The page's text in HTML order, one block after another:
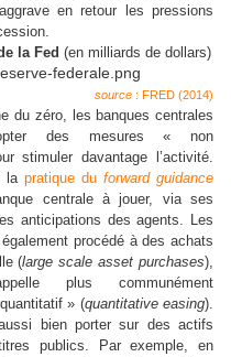
en retour les pressions
la Fed (en milliards de dollars)
source : FRED (2014)
du zéro, les banques centrales
des mesures « non
stimuler davantage l’activité.
la pratique du forward guidance
centrale à jouer, via ses
anticipations des agents. Les
procédé à des achats
(large scale asset purchases),
plus communément
» (quantitative easing).
bien porter sur des actifs
publics. Par exemple, en